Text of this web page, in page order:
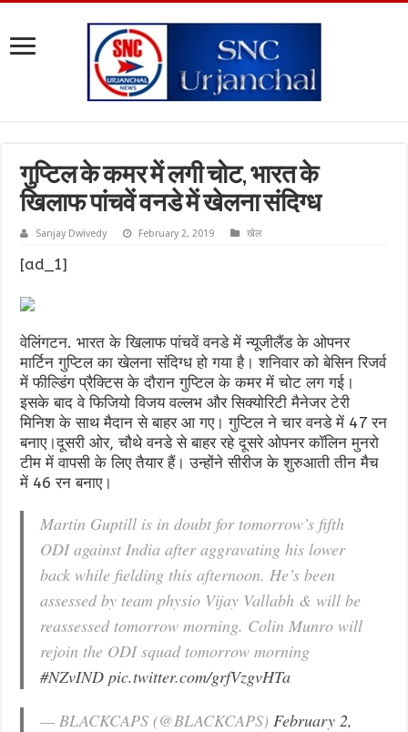
गुप्टिल के कमर में लगी चोट, भारत के
खिलाफ पांचवें वनडे में खेलना संदिग्ध
Sanjay Dwivedy February 2, 2019 खेल
[ad_1]
वेलिंगटन. भारत के खिलाफ पांचवें वनडे में न्यूजीलैंड के ओपनर
मार्टिन गुप्टिल का खेलना संदिग्ध हो गया है। शनिवार को बेसिन रिजर्व
में फील्डिंग प्रैक्टिस के दौरान गुप्टिल के कमर में चोट लग गई।
इसके बाद वे फिजियो विजय वल्लभ और सिक्योरिटी मैनेजर टेरी
मिनिश के साथ मैदान से बाहर आ गए। गुप्टिल ने चार वनडे में 47 रन
बनाए।दूसरी ओर, चौथे वनडे से बाहर रहे दूसरे ओपनर कॉलिन मुनरो
टीम में वापसी के लिए तैयार हैं। उन्होंने सीरीज के शुरुआती तीन मैच
में 46 रन बनाए।
Martin Guptill is in doubt for tomorrow’s fifth
ODI against India after aggravating his lower
back while fielding this afternoon. He’s been
assessed by team physio Vijay Vallabh & will be
reassessed tomorrow morning. Colin Munro will
rejoin the ODI squad tomorrow morning
#NZvIND pic.twitter.com/grfVzgvHTa
— BLACKCAPS (@BLACKCAPS)February 2,